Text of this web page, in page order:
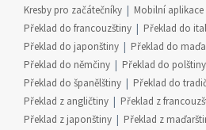
Kresby pro začátečníky
Mobilní aplikace
Překlad do francouzštiny
Překlad do
Překlad do japonštiny
Překlad do
Překlad do němčiny
Překlad do polštiny
Překlad do španělštiny
Překlad do
Překlad z angličtiny
Překlad z
Překlad z japonštiny
Překlad z